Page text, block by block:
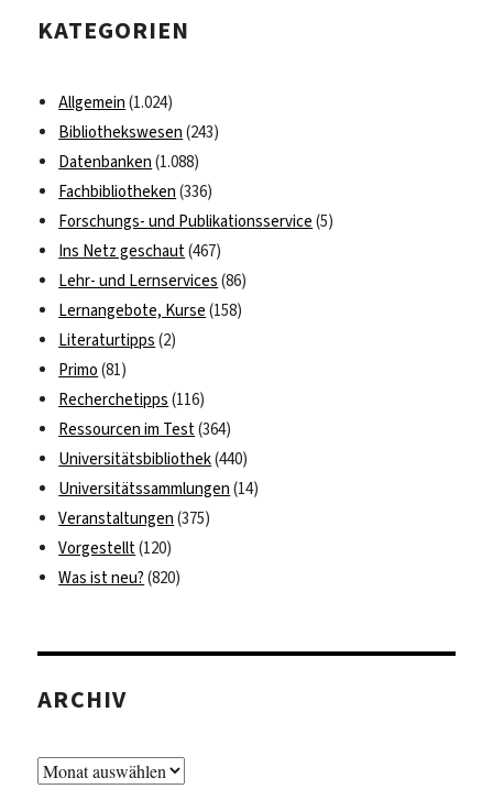
KATEGORIEN
Allgemein (1.024)
Bibliothekswesen (243)
Datenbanken (1.088)
Fachbibliotheken (336)
Forschungs- und Publikationsservice (5)
Ins Netz geschaut(467)
Lehr- und Lernservices (86)
Lernangebote, Kurse (158)
Literaturtipps (2)
Primo (81)
Recherchetipps (116)
Ressourcen im Test(364)
Universitätsbibliothek(440)
Universitätssammlungen (14)
Veranstaltungen (375)
Vorgestellt(120)
Was ist neu? (820)
ARCHIV
Archiv